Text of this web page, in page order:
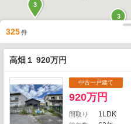
3
3
1
1
325件
高畑１ 920万円
中古一戸建て
920万円
間取り 1LDK